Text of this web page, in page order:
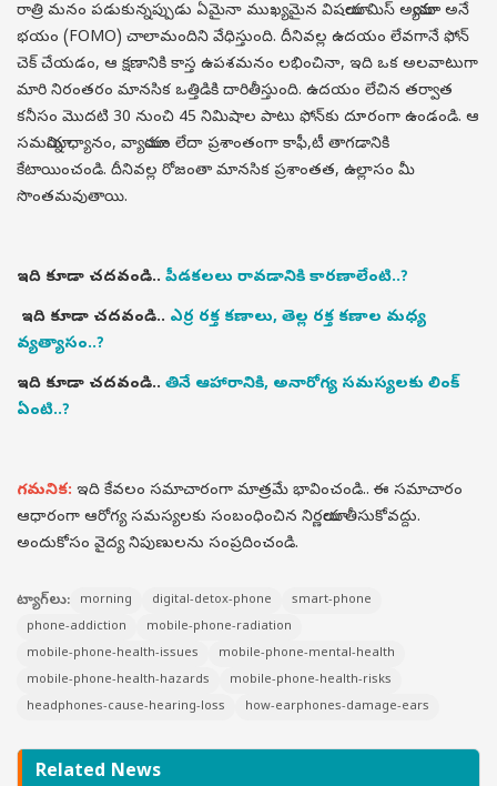
రాత్రి మనం పడుకున్నప్పుడు ఏమైనా ముఖ్యమైన విషయాలు మిస్ అయ్యామా అనే
భయం (FOMO) చాలామందిని వేధిస్తుంది. దీనివల్ల ఉదయం లేవగానే ఫోన్
చెక్ చేయడం, ఆ క్షణానికి కాస్త ఉపశమనం లభించినా, ఇది ఒక అలవాటుగా
మారి నిరంతరం మానసిక ఒత్తిడికి దారితీస్తుంది. ఉదయం లేచిన తర్వాత
కనీసం మొదటి 30 నుంచి 45 నిమిషాల పాటు ఫోన్‌కు దూరంగా ఉండండి. ఆ
సమయాన్ని ధ్యానం, వ్యాయామం లేదా ప్రశాంతంగా కాఫీ,టీ తాగడానికి
కేటాయించండి. దీనివల్ల రోజంతా మానసిక ప్రశాంతత, ఉల్లాసం మీ
సొంతమవుతాయి.
ఇది కూడా చదవండి.. పీడకలలు రావడానికి కారణాలేంటి..?
ఇది కూడా చదవండి.. ఎర్ర రక్త కణాలు, తెల్ల రక్త కణాల మధ్య
వ్యత్యాసం..?
ఇది కూడా చదవండి.. తినే ఆహారానికి, అనారోగ్య సమస్యలకు లింక్
ఏంటి..?
గమనిక: ఇది కేవలం సమాచారంగా మాత్రమే భావించండి.. ఈ సమాచారం
ఆధారంగా ఆరోగ్య సమస్యలకు సంబంధించిన నిర్ణయాలు తీసుకోవద్దు.
అందుకోసం వైద్య నిపుణులను సంప్రదించండి.
ట్యాగ్‌లు: morning digital-detox-phone
smart-phone
phone-addiction
mobile-phone-radiation
mobile-phone-health-issues
mobile-phone-mental-health
mobile-phone-health-hazards
mobile-phone-health-risks
headphones-cause-hearing-loss
how-earphones-damage-ears
Related News